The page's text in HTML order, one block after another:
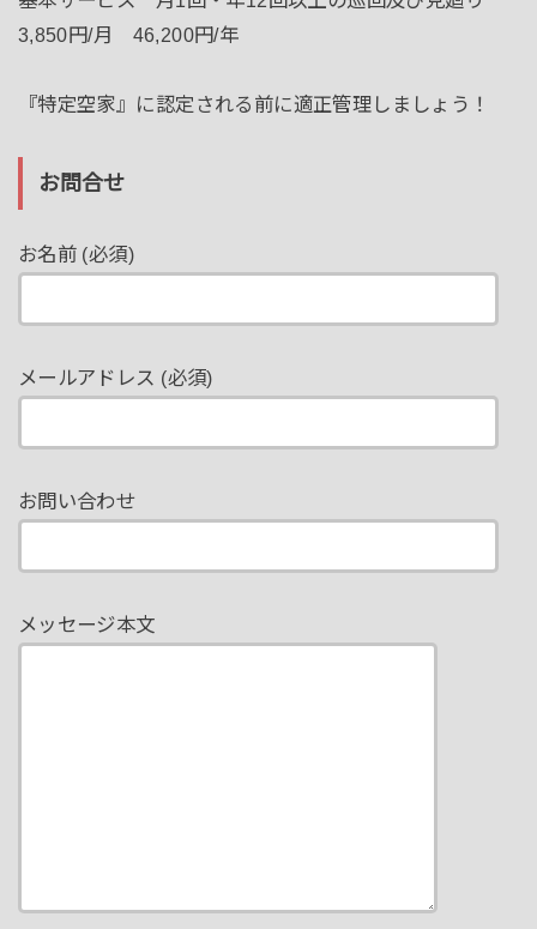
3,850円/月 46,200円/年
『特定空家』に認定される前に適正管理しましょう！
お問合せ
お名前 (必須)
メールアドレス (必須)
お問い合わせ
メッセージ本文